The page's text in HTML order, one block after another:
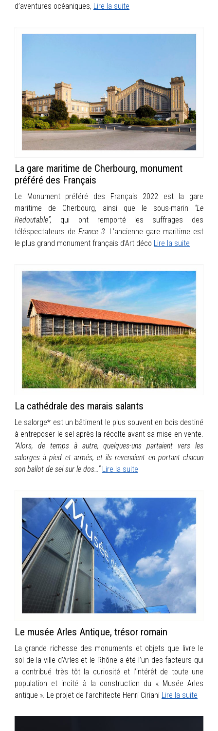
d’aventures océaniques, Lire la suite
La gare maritime de Cherbourg, monument
préféré des Français
Le Monument préféré des Français 2022 est la gare
maritime de Cherbourg, ainsi que le sous-marin “Le
Redoutable”, qui ont remporté les suffrages des
téléspectateurs de France 3. L’ancienne gare maritime est
le plus grand monument français d’Art déco Lire la suite
La cathédrale des marais salants
Le salorge* est un bâtiment le plus souvent en bois destiné
à entreposer le sel après la récolte avant sa mise en vente.
“Alors, de temps à autre, quelques-uns partaient vers les
salorges à pied et armés, et ils revenaient en portant chacun
son ballot de sel sur le dos…” Lire la suite
Le musée Arles Antique, trésor romain
La grande richesse des monuments et objets que livre le
sol de la ville d’Arles et le Rhône a été l’un des facteurs qui
a contribué très tôt la curiosité et l’intérêt de toute une
population et incité à la construction du « Musée Arles
antique ». Le projet de l’architecte Henri Ciriani Lire la suite